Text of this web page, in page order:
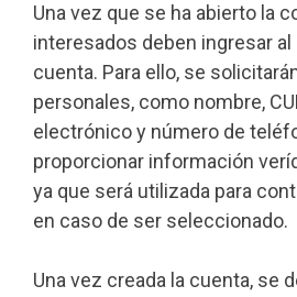
Una vez que se ha abierto la
interesados deben ingresar al
cuenta. Para ello, se
personales, como nombre,
electrónico y número de
proporcionar información
ya que será utilizada para
en caso de ser seleccionado.
Una vez creada la cuenta, se